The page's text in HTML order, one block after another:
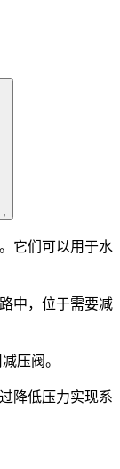
;
它们可以用于水
中，位于需要减
压阀。
降低压力实现系